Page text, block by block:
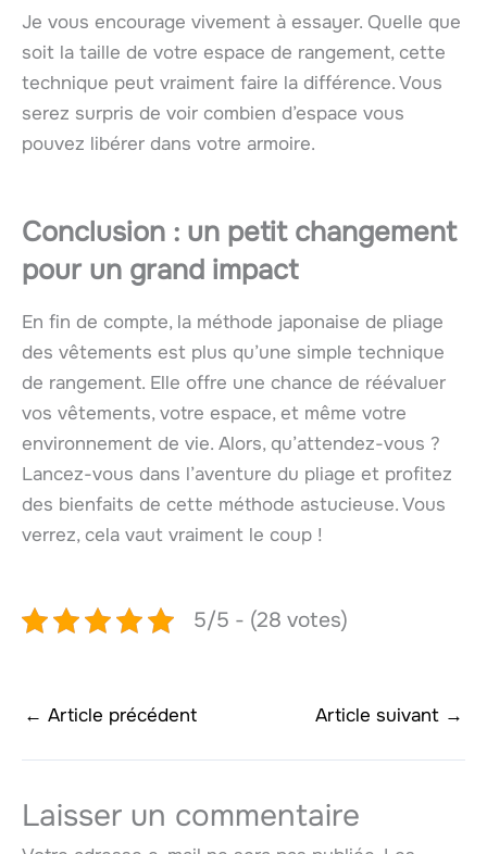
Je vous encourage vivement à essayer. Quelle que
soit la taille de votre espace de rangement, cette
technique peut vraiment faire la différence. Vous
serez surpris de voir combien d’espace vous
pouvez libérer dans votre armoire.
Conclusion : un petit changement
pour un grand impact
En fin de compte, la méthode japonaise de pliage
des vêtements est plus qu’une simple technique
de rangement. Elle offre une chance de réévaluer
vos vêtements, votre espace, et même votre
environnement de vie. Alors, qu’attendez-vous ?
Lancez-vous dans l’aventure du pliage et profitez
des bienfaits de cette méthode astucieuse. Vous
verrez, cela vaut vraiment le coup !
5/5 - (28 votes)
← Article précédent Article suivant →
Laisser un commentaire